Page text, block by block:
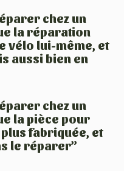
chez un
la réparation
vélo lui-même, et
aussi bien en
chez un
la pièce pour
fabriquée, et
le réparer”